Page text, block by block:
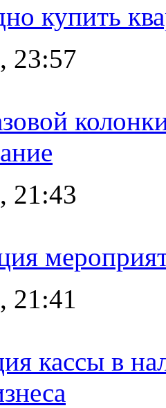
купить
23:57
21:43
21:41
кассы в